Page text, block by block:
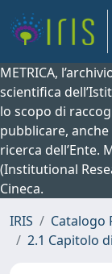
METRICA,
scientifica
lo scopo di
pubblicare,
ricerca dell’Ente.
(Institutional
Cineca.
IRIS
Catalogo
2.1 Capitolo